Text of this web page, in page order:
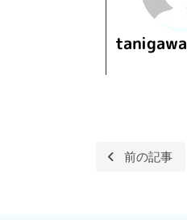
投
前の記事